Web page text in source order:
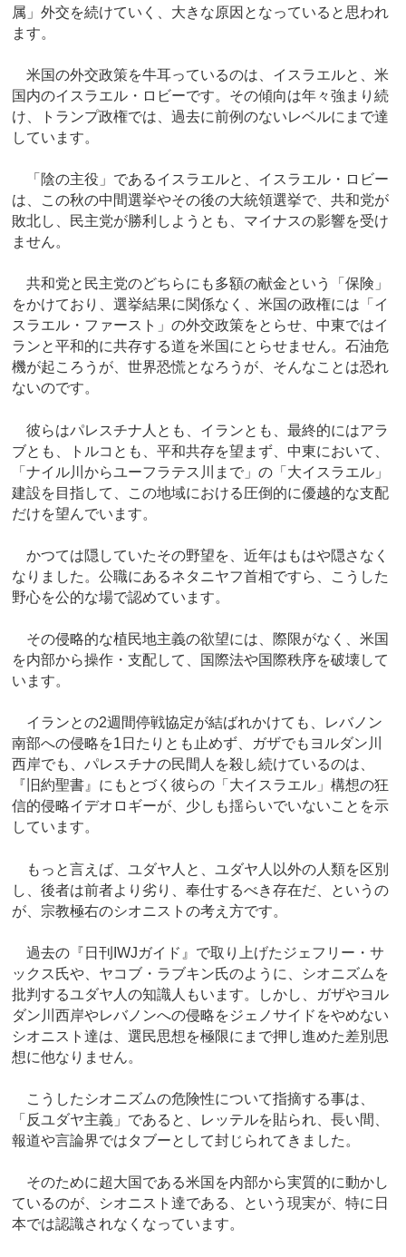
属」外交を続けていく、大きな原因となっていると思われ
ます。
米国の外交政策を牛耳っているのは、イスラエルと、米
国内のイスラエル・ロビーです。その傾向は年々強まり続
け、トランプ政権では、過去に前例のないレベルにまで達
しています。
「陰の主役」であるイスラエルと、イスラエル・ロビー
は、この秋の中間選挙やその後の大統領選挙で、共和党が
敗北し、民主党が勝利しようとも、マイナスの影響を受け
ません。
共和党と民主党のどちらにも多額の献金という「保険」
をかけており、選挙結果に関係なく、米国の政権には「イ
スラエル・ファースト」の外交政策をとらせ、中東ではイ
ランと平和的に共存する道を米国にとらせません。石油危
機が起ころうが、世界恐慌となろうが、そんなことは恐れ
ないのです。
彼らはパレスチナ人とも、イランとも、最終的にはアラ
ブとも、トルコとも、平和共存を望まず、中東において、
「ナイル川からユーフラテス川まで」の「大イスラエル」
建設を目指して、この地域における圧倒的に優越的な支配
だけを望んでいます。
かつては隠していたその野望を、近年はもはや隠さなく
なりました。公職にあるネタニヤフ首相ですら、こうした
野心を公的な場で認めています。
その侵略的な植民地主義の欲望には、際限がなく、米国
を内部から操作・支配して、国際法や国際秩序を破壊して
います。
イランとの2週間停戦協定が結ばれかけても、レバノン
南部への侵略を1日たりとも止めず、ガザでもヨルダン川
西岸でも、パレスチナの民間人を殺し続けているのは、
『旧約聖書』にもとづく彼らの「大イスラエル」構想の狂
信的侵略イデオロギーが、少しも揺らいでいないことを示
しています。
もっと言えば、ユダヤ人と、ユダヤ人以外の人類を区別
し、後者は前者より劣り、奉仕するべき存在だ、というの
が、宗教極右のシオニストの考え方です。
過去の『日刊IWJガイド』で取り上げたジェフリー・サ
ックス氏や、ヤコブ・ラブキン氏のように、シオニズムを
批判するユダヤ人の知識人もいます。しかし、ガザやヨル
ダン川西岸やレバノンへの侵略をジェノサイドをやめない
シオニスト達は、選民思想を極限にまで押し進めた差別思
想に他なりません。
こうしたシオニズムの危険性について指摘する事は、
「反ユダヤ主義」であると、レッテルを貼られ、長い間、
報道や言論界ではタブーとして封じられてきました。
そのために超大国である米国を内部から実質的に動かし
ているのが、シオニスト達である、という現実が、特に日
本では認識されなくなっています。